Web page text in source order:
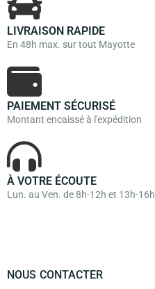
LIVRAISON RAPIDE
En 48h max. sur tout Mayotte
PAIEMENT SÉCURISÉ
Montant encaissé à l'expédition
À VOTRE ÉCOUTE
Lun. au Ven. de 8h-12h et 13h-16h
NOUS CONTACTER